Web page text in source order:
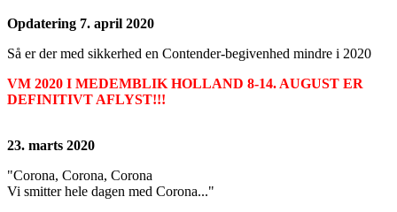
Opdatering 7. april 2020
Så er der med sikkerhed en Contender-begivenhed mindre i 2020
VM 2020 I MEDEMBLIK HOLLAND 8-14. AUGUST ER
DEFINITIVT AFLYST!!!
23. marts 2020
"Corona, Corona, Corona
Vi smitter hele dagen med Corona..."